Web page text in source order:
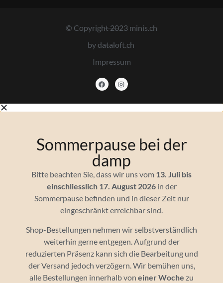
© Copyright 2023 minis.ch
by dataloft.ch
Impressum
Sommerpause bei der
damp
Bitte beachten Sie, dass wir uns vom 13. Juli bis
einschliesslich 17. August 2026in der
Sommerpause befinden und in dieser Zeit nur
eingeschränkt erreichbar sind.
Shop-Bestellungen nehmen wir selbstverständlich
weiterhin gerne entgegen. Aufgrund der
reduzierten Präsenz kann sich die Bearbeitung und
der Versand jedoch verzögern. Wir bemühen uns,
alle Bestellungen innerhalb von einer Woche zu